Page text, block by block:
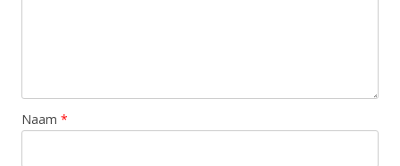
Naam *